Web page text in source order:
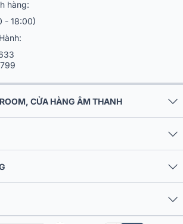
hàng:
- 18:00)
CỬA HÀNG ÂM THANH